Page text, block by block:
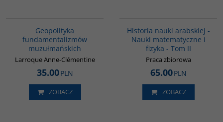
Geopolityka
fundamentalizmów
muzułmańskich
Larroque Anne-Clémentine
35.00PLN
ZOBACZ
Historia nauki arabskiej -
Nauki matematyczne i
fizyka - Tom II
Praca zbiorowa
65.00PLN
ZOBACZ